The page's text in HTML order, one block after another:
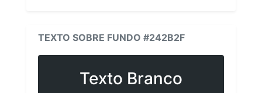
TEXTO SOBRE FUNDO #242B2F
Texto Branco